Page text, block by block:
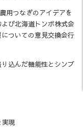
用つなぎのアイデアを
び北海道トンボ株式会
ついての意見交換会行
込んだ機能性とシンプ
現